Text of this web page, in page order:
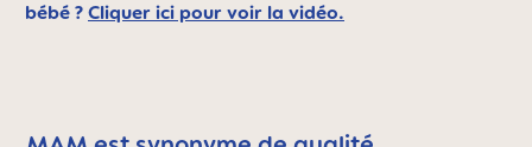
bébé ? Cliquer ici pour voir la vidéo.